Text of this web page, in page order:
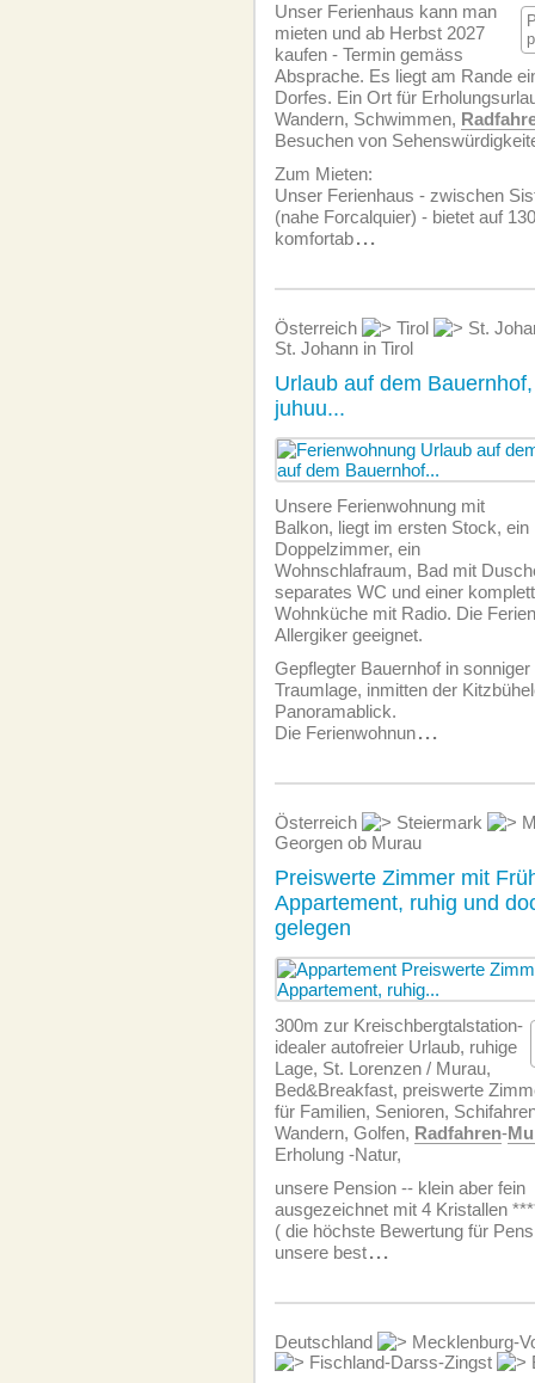
Unser Ferienhaus kann man
mieten und ab Herbst 2027
kaufen - Termin gemäss
Absprache. Es liegt am Rande
Dorfes. Ein Ort für
Wandern, Schwimmen,
Besuchen von
Zum Mieten:
Unser Ferienhaus - zwischen
(nahe Forcalquier) - bietet auf
komfortab...
Österreich Tirol
St.
St. Johann in Tirol
Urlaub auf dem
juhuu...
Unsere Ferien­wohnung mit
Balkon, liegt im ersten Stock, ein
Doppelzimmer, ein
Wohnschlafraum, Bad mit
separates WC und einer
Wohnküche mit Radio. Die
Allergiker geeignet.
Gepflegter Bauernhof in sonniger
Traumlage, inmitten der
Panoramablick.
Die Ferienwohnun...
Österreich Steiermark
Georgen ob Murau
Preiswerte Zimmer mit
Appartement, ruhig und
gelegen
300m zur Kreischbergtalstation-
idealer autofreier Urlaub, ruhige
Lage, St. Lorenzen / Murau,
Bed&Breakfast, preiswerte
für Familien, Senioren,
Wandern, Golfen, Radfahren-
Erholung -Natur,
unsere Pension -- klein aber fein
ausgezeichnet mit 4 Kristallen
( die höchste Bewertung für
unsere best...
Deutschland
Mecklenburg-
Fischland-Darss-Zingst